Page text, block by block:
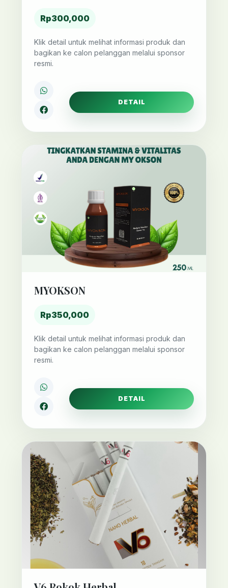
Rp300,000
Klik detail untuk melihat informasi produk dan
bagikan ke calon pelanggan melalui sponsor
resmi.
DETAIL
MYOKSON
Rp350,000
Klik detail untuk melihat informasi produk dan
bagikan ke calon pelanggan melalui sponsor
resmi.
DETAIL